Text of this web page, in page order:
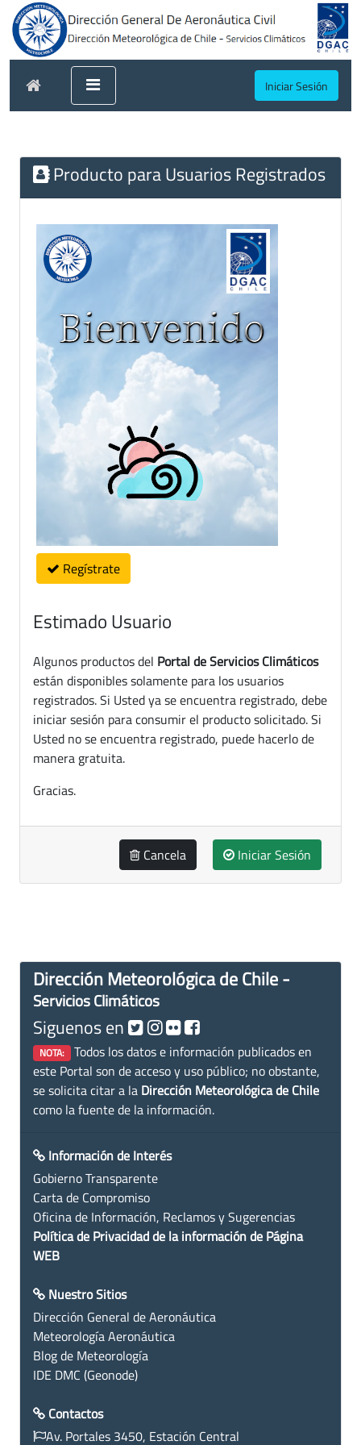
Iniciar Sesión
Producto para Usuarios Registrados
Regístrate
Estimado Usuario
Algunos productos del Portal de Servicios Climáticos
están disponibles solamente para los usuarios
registrados. Si Usted ya se encuentra registrado, debe
iniciar sesión para consumir el producto solicitado. Si
Usted no se encuentra registrado, puede hacerlo de
manera gratuita.
Gracias.
Cancela Iniciar Sesión
Dirección Meteorológica de Chile -
Servicios Climáticos
Siguenos en
NOTA: Todos los datos e información publicados en
este Portal son de acceso y uso público; no obstante,
se solicita citar a la Dirección Meteorológica de Chile
como la fuente de la información.
Información de Interés
Gobierno Transparente
Carta de Compromiso
Oficina de Información, Reclamos y Sugerencias
Política de Privacidad de la información de Página
WEB
Nuestro Sitios
Dirección General de Aeronáutica
Meteorología Aeronáutica
Blog de Meteorología
IDE DMC (Geonode)
Contactos
Av. Portales 3450, Estación Central